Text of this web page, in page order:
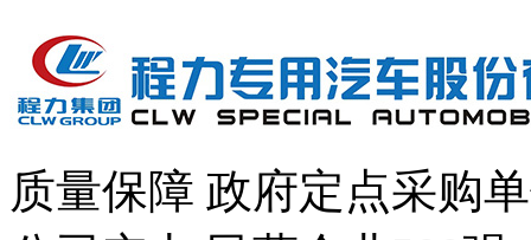
质量保障 政府定点采购